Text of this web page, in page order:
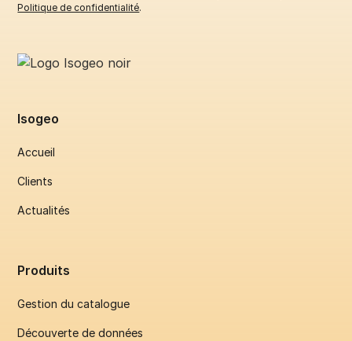
Politique de confidentialité.
Isogeo
Accueil
Clients
Actualités
Produits
Gestion du catalogue
Découverte de données